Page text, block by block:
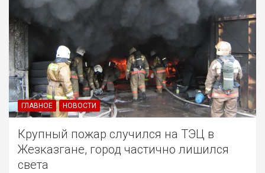
ГЛАВНОЕ НОВОСТИ
Крупный пожар случился на ТЭЦ в
Жезказгане, город частично лишился
света